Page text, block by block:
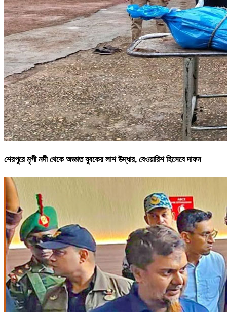
শেরপুরে মৃগী নদী থেকে অজ্ঞাত যুবকের লাশ উদ্ধার, বেওয়ারিশ হিসেবে দাফন